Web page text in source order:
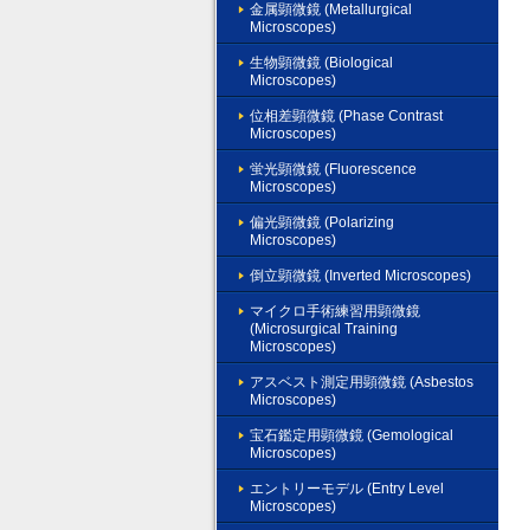
金属顕微鏡 (Metallurgical
Microscopes)
生物顕微鏡 (Biological
Microscopes)
位相差顕微鏡 (Phase Contrast
Microscopes)
蛍光顕微鏡 (Fluorescence
Microscopes)
偏光顕微鏡 (Polarizing
Microscopes)
倒立顕微鏡 (Inverted Microscopes)
マイクロ手術練習用顕微鏡
(Microsurgical Training
Microscopes)
アスベスト測定用顕微鏡 (Asbestos
Microscopes)
宝石鑑定用顕微鏡 (Gemological
Microscopes)
エントリーモデル (Entry Level
Microscopes)